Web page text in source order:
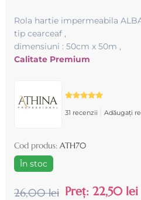
Rola hartie impermeabila
tip cearceaf ,
dimensiuni : 50cm x 50m ,
Calitate Premium
31 recenzii Adăugați
Cod produs: ATH70
În stoc
26,00 lei Preț: 22,50 lei